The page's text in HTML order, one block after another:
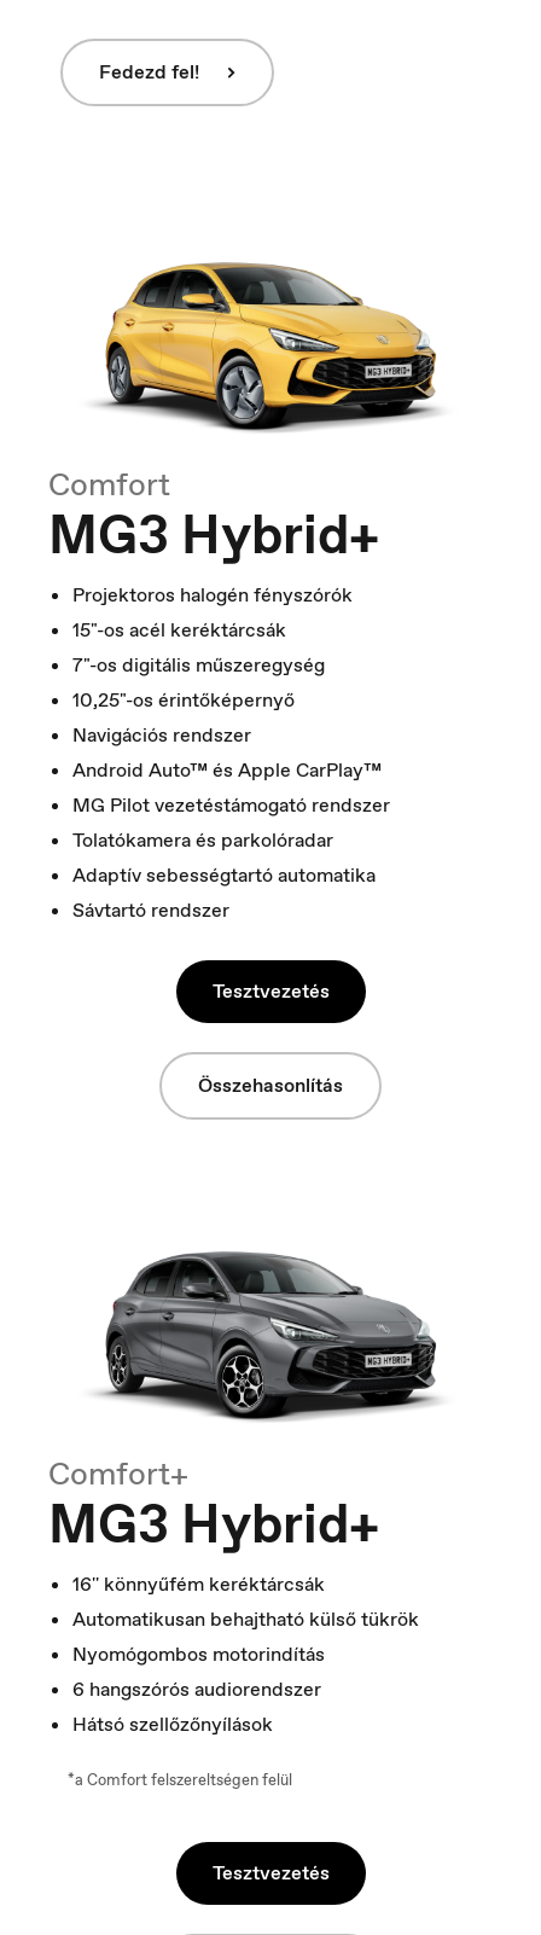
Italia
Italiano
Luxembourg
Macedonia
Македонски
Fedezd fel!
Comfort
MG3 Hybrid+
Projektoros halogén fényszórók
15"-os acél keréktárcsák
7"-os digitális műszeregység
10,25"-os érintőképernyő
Navigációs rendszer
Android Auto™ és Apple CarPlay™
MG Pilot vezetéstámogató rendszer
Tolatókamera és parkolóradar
Adaptív sebességtartó automatika
Sávtartó rendszer
Tesztvezetés
Összehasonlítás
Comfort+
MG3 Hybrid+
16'' könnyűfém keréktárcsák
Automatikusan behajtható külső tükrök
Nyomógombos motorindítás
6 hangszórós audiorendszer
Hátsó szellőzőnyílások
*a Comfort felszereltségen felül
Tesztvezetés